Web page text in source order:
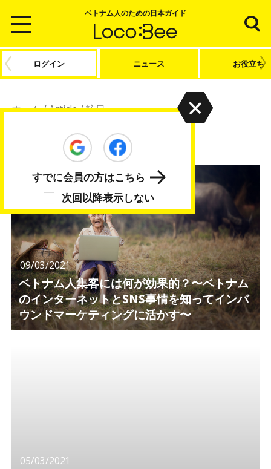
ベトナム人のための日本ガイド
ログイン ニュース お役立ち
ホーム/Article/訪日
09/03/2021
ベトナム人集客には何が効果的？〜ベトナム
のインターネットとSNS事情を知ってインバ
ウンドマーケティングに活かす〜
05/03/2021
次回以降表示しない
すでに会員の方はこちら